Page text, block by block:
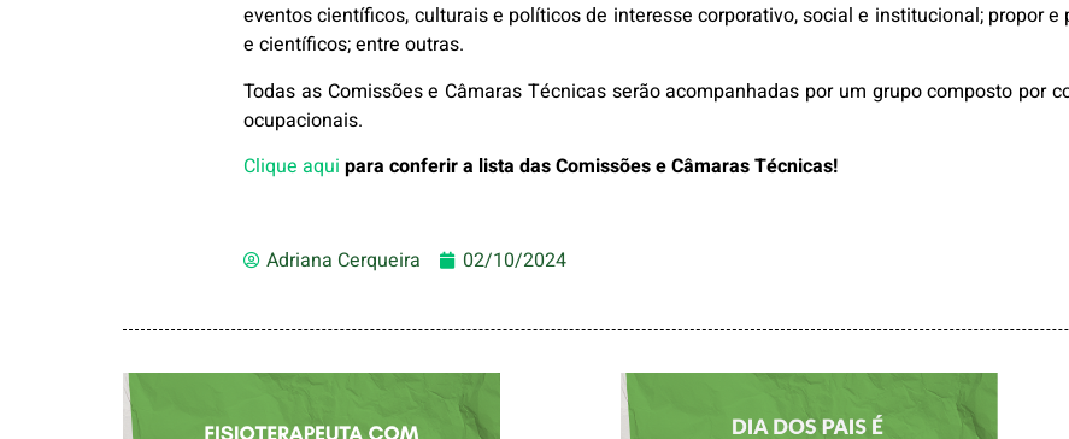
eventos científicos, culturais e políticos de interesse corporativo, social e institucional; propor
e científicos; entre outras.
Todas as Comissões e Câmaras Técnicas serão acompanhadas por um grupo composto por
ocupacionais.
Clique aqui para conferir a lista das Comissões e Câmaras Técnicas!
Adriana Cerqueira 02/10/2024